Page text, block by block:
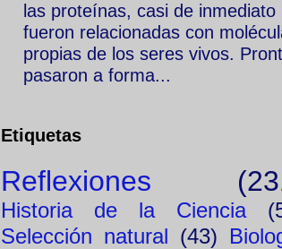
las proteínas, casi de inmediato
fueron relacionadas con
propias de los seres vivos.
pasaron a forma...
Etiquetas
Reflexiones
Historia de la Ciencia
Selección natural (43)